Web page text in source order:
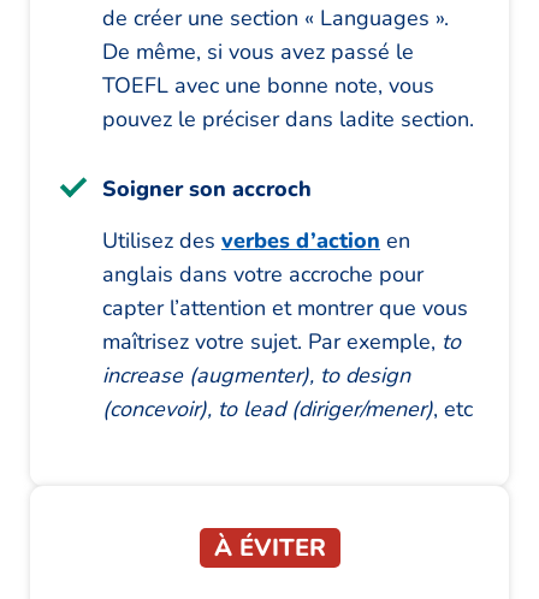
de créer une section « Languages ».
De même, si vous avez passé le
TOEFL avec une bonne note, vous
pouvez le préciser dans ladite section.
Soigner son accroch
Utilisez des verbes d’action en
anglais dans votre accroche pour
capter l’attention et montrer que vous
maîtrisez votre sujet. Par exemple, to
increase (augmenter), to design
(concevoir), to lead (diriger/mener), etc
À ÉVITER